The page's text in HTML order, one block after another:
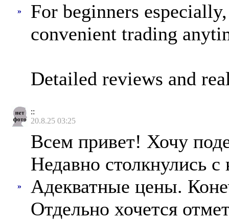
»
For beginners
convenient trading
Detailed reviews and
::
20.8.25 03:25
»
Всем привет! Хочу
Недавно столкнулись
Адекватные цены.
Отдельно хочется